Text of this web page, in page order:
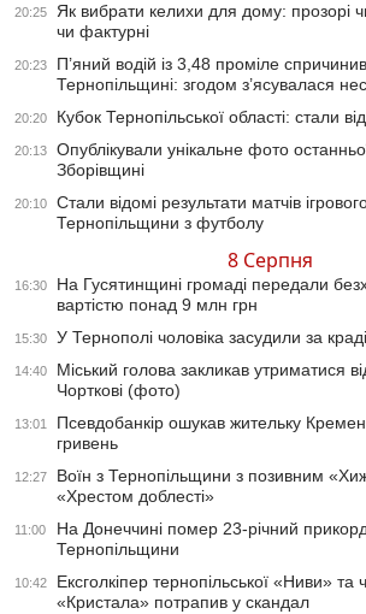
20:25
Як вибрати келихи для дому: прозорі
чи фактурні
20:23
П’яний водій із 3,48 проміле
Тернопільщині: згодом з’ясувалася
20:20 Кубок Тернопільської області: стали
20:13
Опублікували унікальне фото
Зборівщині
20:10
Стали відомі результати матчів
Тернопільщини з футболу
8 Серпня
16:30
На Гусятинщині громаді передали
вартістю понад 9 млн грн
15:30 У Тернополі чоловіка засудили за
14:40
Міський голова закликав утриматися
Чорткові (фото)
13:01
Псевдобанкір ошукав жительку
гривень
12:27
Воїн з Тернопільщини з позивним
«Хрестом доблесті»
11:00
На Донеччині помер 23-річний
Тернопільщини
10:42
Ексголкіпер тернопільської «Ниви» та
«Кристала» потрапив у скандал